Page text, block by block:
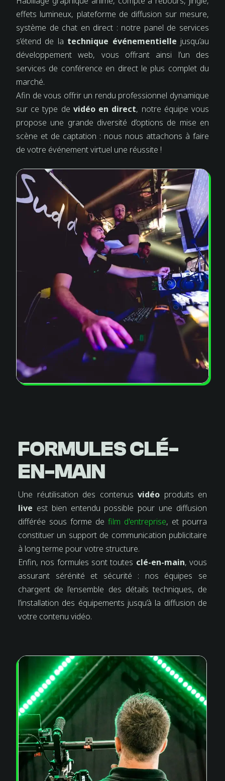
effets lumineux, plateforme de diffusion sur mesure,
système de chat en direct : notre panel de services
s’étend de la technique événementielle jusqu’au
développement web, vous offrant ainsi l’un des
services de conférence en direct le plus complet du
marché.
Afin de vous offrir un rendu professionnel dynamique
sur ce type de vidéo en direct, notre équipe vous
propose une grande diversité d’options de mise en
scène et de captation : nous nous attachons à faire
de votre événement virtuel une réussite !
FORMULES CLÉ-
EN-MAIN
Une réutilisation des contenus vidéo produits en
live est bien entendu possible pour une diffusion
différée sous forme de film d'entreprise, et pourra
constituer un support de communication publicitaire
à long terme pour votre structure.
Enfin, nos formules sont toutes clé-en-main, vous
assurant sérénité et sécurité : nos équipes se
chargent de l’ensemble des détails techniques, de
l’installation des équipements jusqu’à la diffusion de
votre contenu vidéo.